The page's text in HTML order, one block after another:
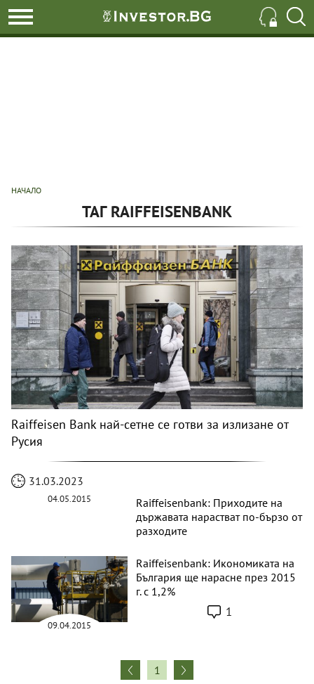
НАЧАЛО
ТАГ RAIFFEISENBANK
Raiffeisen Bank най-сетне се готви за излизане от
Русия
31.03.2023
04.05.2015
Raiffeisenbank: Приходите на
държавата нарастват по-бързо от
разходите
09.04.2015
Raiffeisenbank: Икономиката на
България ще нарасне през 2015
г. с 1,2%
1
1